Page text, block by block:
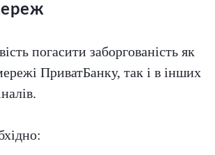
погасити заборгованість як
ПриватБанку, так і в інших